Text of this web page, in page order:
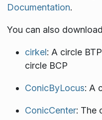
Documentation.
You can also
cirkel: A circle
circle BCP
ConicByLocus: A
ConicCenter: The